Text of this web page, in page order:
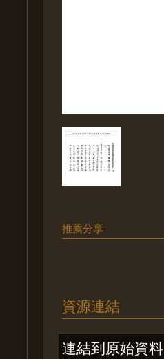
推薦分享
資源連結
連結到原始資料